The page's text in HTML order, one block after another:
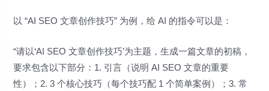
以 “AI SEO 文章创作技巧” 为例，给 AI 的指令可以是：
“请以‘AI SEO 文章创作技巧’为主题，生成一篇文章的初稿，
要求包含以下部分：1. 引言（说明 AI SEO 文章的重要
性）；2. 3 个核心技巧（每个技巧配 1 个简单案例）；3. 常